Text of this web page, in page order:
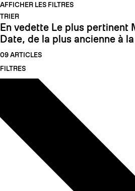
AFFICHER LES FILTRES
TRIER
En vedette Le plus pertinent
Date, de la plus ancienne à
09 ARTICLES
FILTRES